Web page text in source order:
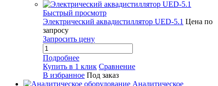
Быстрый просмотр
Электрический аквадистиллятор UED-5.1 Цена по
запросу
Запросить цену
Подробнее
Купить в 1 клик Сравнение
В избранное Под заказ
Аналитическое